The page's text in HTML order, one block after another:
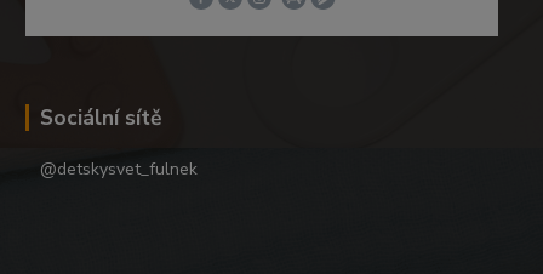
Sociální sítě
@detskysvet_fulnek